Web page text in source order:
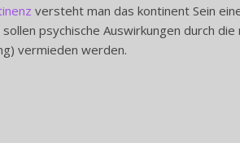
versteht man das kontinent Sein
sollen psychische Auswirkungen durch
vermieden werden.